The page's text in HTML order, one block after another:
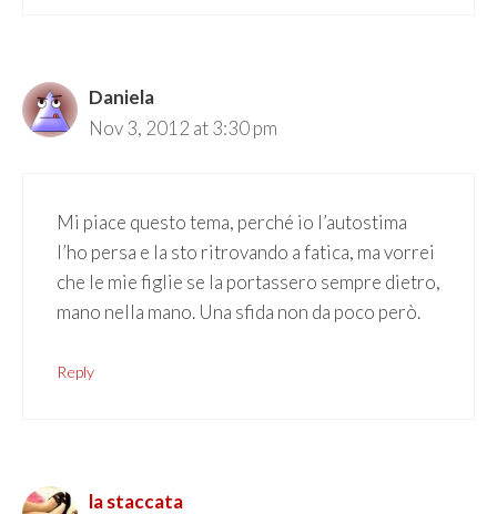
Daniela
Nov 3, 2012 at 3:30 pm
Mi piace questo tema, perché io l’autostima
l’ho persa e la sto ritrovando a fatica, ma vorrei
che le mie figlie se la portassero sempre dietro,
mano nella mano. Una sfida non da poco però.
Reply
la staccata